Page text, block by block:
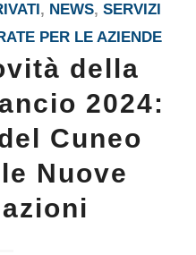
, NEWS, SERVIZI
PER LE AZIENDE
della
2024:
Cuneo
Nuove